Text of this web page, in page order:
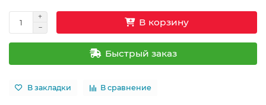
В корзину
Быстрый заказ
В закладки В сравнение